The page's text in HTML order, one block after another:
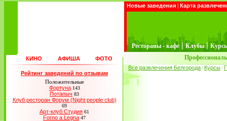
Новые заведения | Карта
Рестораны - кафе | Клубы |
КИНО АФИША ФОТО
Рейтинг заведений по отзывам
Положительные
Фортуна 143
Потапыч 83
Клуб ресторан Форум (Night people club)
69
Арт-клуб Студия 61
Forno a Legna 47
Все развлечения Белгорода / Курсы /